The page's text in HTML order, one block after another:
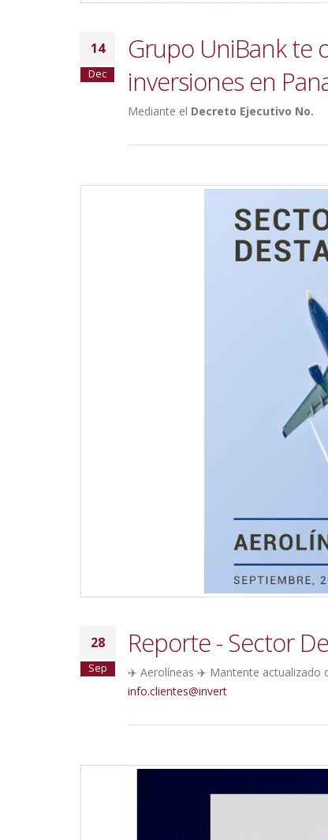
14
Dec
Grupo UniBank te
inversiones en
Mediante el Decreto Ejecutivo No.
28
Sep
Reporte - Sector
✈️ Aerolíneas ✈️ Mantente actualizado
info.clientes@invert